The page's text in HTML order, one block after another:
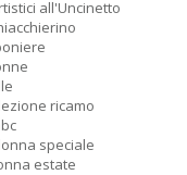
all'Uncinetto
ricamo
speciale
estate